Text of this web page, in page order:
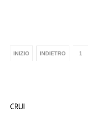
INIZIO INDIETRO 1
CRUI